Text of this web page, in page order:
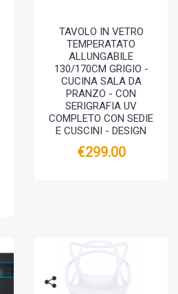
TAVOLO IN VETRO
TEMPERATATO
ALLUNGABILE
130/170CM GRIGIO -
CUCINA SALA DA
PRANZO - CON
SERIGRAFIA UV
COMPLETO CON SEDIE
E CUSCINI - DESIGN
€299.00